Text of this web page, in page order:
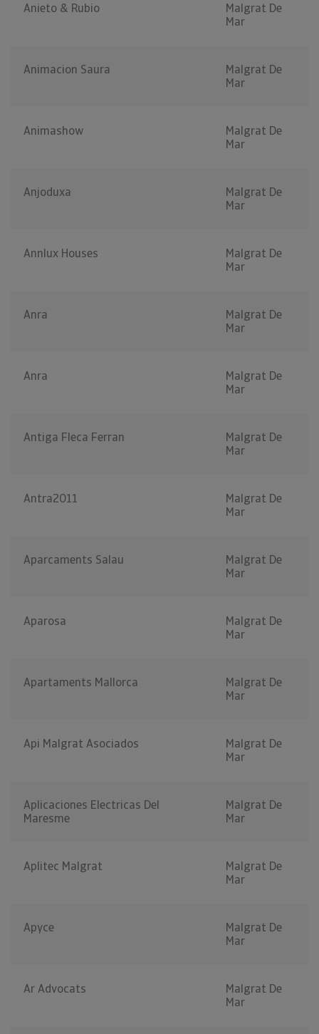
Anieto & Rubio
Malgrat De
Mar
Animacion Saura
Malgrat De
Mar
Animashow
Malgrat De
Mar
Anjoduxa
Malgrat De
Mar
Annlux Houses
Malgrat De
Mar
Anra
Malgrat De
Mar
Anra
Malgrat De
Mar
Antiga Fleca Ferran
Malgrat De
Mar
Antra2011
Malgrat De
Mar
Aparcaments Salau
Malgrat De
Mar
Aparosa
Malgrat De
Mar
Apartaments Mallorca
Malgrat De
Mar
Api Malgrat Asociados
Malgrat De
Mar
Aplicaciones Electricas Del
Maresme
Malgrat De
Mar
Aplitec Malgrat
Malgrat De
Mar
Apyce
Malgrat De
Mar
Ar Advocats
Malgrat De
Mar